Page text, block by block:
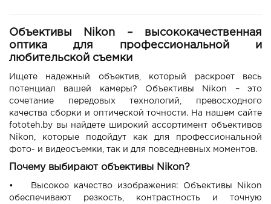
Объективы Nikon – высококачественная
оптика для профессиональной и
любительской съемки
Ищете надежный объектив, который раскроет весь
потенциал вашей камеры? Объективы Nikon – это
сочетание передовых технологий, превосходного
качества сборки и оптической точности. На нашем сайте
fototeh.by вы найдете широкий ассортимент объективов
Nikon, которые подойдут как для профессиональной
фото- и видеосъемки, так и для повседневных моментов.
Почему выбирают объективы Nikon?
•
Высокое качество изображения: Объективы Nikon
обеспечивают резкость, контрастность и точную